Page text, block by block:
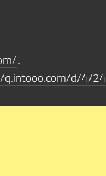
。
d/4/24